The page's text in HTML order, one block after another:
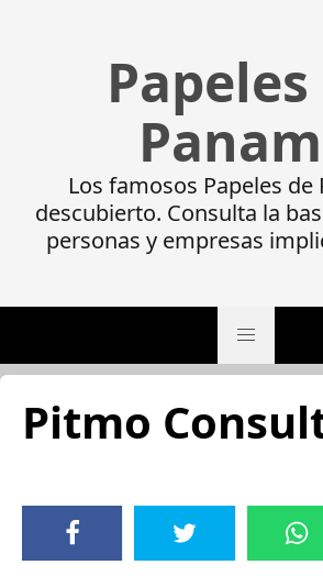
Los famosos Papeles de
descubierto. Consulta la
personas y empresas
Pitmo